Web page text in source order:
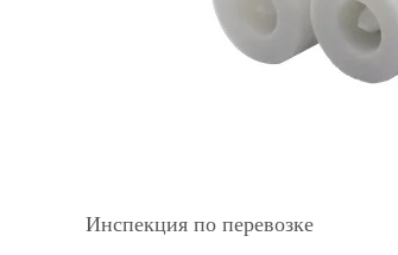
Инспекция по перевозке